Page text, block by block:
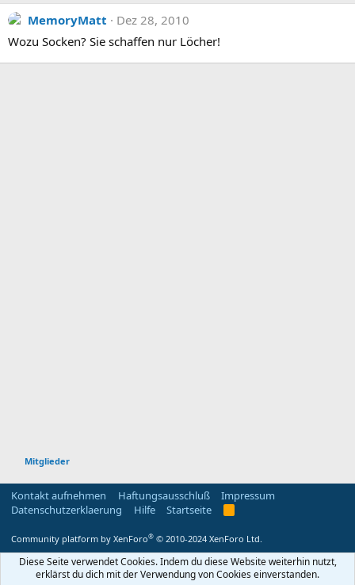
MemoryMatt
Dez 28, 2010
Wozu Socken? Sie schaffen nur Löcher!
Mitglieder
Kontakt aufnehmen Haftungsausschluß
Impressum
Datenschutzerklaerung
Hilfe Startseite
R
Community platform by XenForo® © 2010-2024 XenForo Ltd.
Diese Seite verwendet Cookies. Indem du diese Website weiterhin nutzt,
erklärst du dich mit der Verwendung von Cookies einverstanden.